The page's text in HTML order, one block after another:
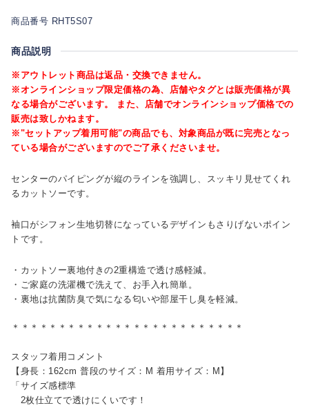
商品番号 RHT5S07
商品説明
※アウトレット商品は返品・交換できません。
※オンラインショップ限定価格の為、店舗やタグとは販売価格が異
なる場合がございます。 また、店舗でオンラインショップ価格での
販売は致しかねます。
※"セットアップ着用可能"の商品でも、対象商品が既に完売となっ
ている場合がございますのでご了承くださいませ。
センターのパイピングが縦のラインを強調し、スッキリ見せてくれ
るカットソーです。
袖口がシフォン生地切替になっているデザインもさりげないポイン
トです。
・カットソー裏地付きの2重構造で透け感軽減。
・ご家庭の洗濯機で洗えて、お手入れ簡単。
・裏地は抗菌防臭で気になる匂いや部屋干し臭を軽減。
＊＊＊＊＊＊＊＊＊＊＊＊＊＊＊＊＊＊＊＊＊＊＊＊＊
スタッフ着用コメント
【身長：162cm 普段のサイズ：M 着用サイズ：M】
「サイズ感標準
2枚仕立てで透けにくいです！